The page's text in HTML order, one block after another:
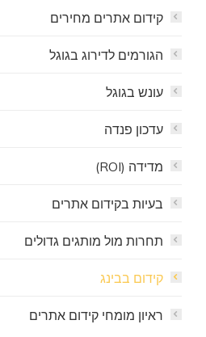
קידום אתרים מחירים
הגורמים לדירוג בגוגל
עונש בגוגל
עדכון פנדה
מדידה (ROI)
בעיות בקידום אתרים
תחרות מול מותגים גדולים
קידום בבינג
ראיון מומחי קידום אתרים